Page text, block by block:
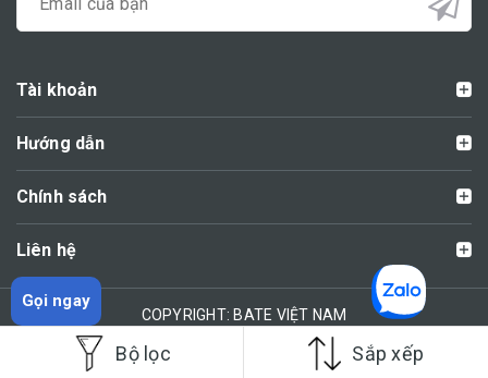
Tài khoản
Hướng dẫn
Chính sách
Liên hệ
COPYRIGHT: BATE VIỆT NAM
Bộ lọc Sắp xếp
Gọi ngay